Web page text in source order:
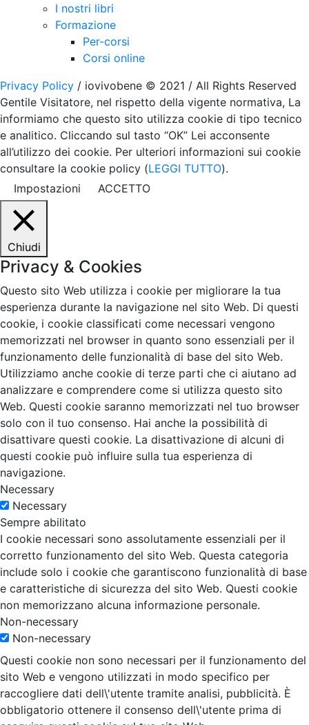
I nostri libri
Formazione
Per-corsi
Corsi online
Privacy Policy / iovivobene © 2021 / All Rights Reserved
Gentile Visitatore, nel rispetto della vigente normativa, La
informiamo che questo sito utilizza cookie di tipo tecnico
e analitico. Cliccando sul tasto “OK” Lei acconsente
all’utilizzo dei cookie. Per ulteriori informazioni sui cookie
consultare la cookie policy (LEGGI TUTTO).
Impostazioni
ACCETTO
Chiudi
Privacy & Cookies
Questo sito Web utilizza i cookie per migliorare la tua
esperienza durante la navigazione nel sito Web. Di questi
cookie, i cookie classificati come necessari vengono
memorizzati nel browser in quanto sono essenziali per il
funzionamento delle funzionalità di base del sito Web.
Utilizziamo anche cookie di terze parti che ci aiutano ad
analizzare e comprendere come si utilizza questo sito
Web. Questi cookie saranno memorizzati nel tuo browser
solo con il tuo consenso. Hai anche la possibilità di
disattivare questi cookie. La disattivazione di alcuni di
questi cookie può influire sulla tua esperienza di
navigazione.
Necessary
Necessary
Sempre abilitato
I cookie necessari sono assolutamente essenziali per il
corretto funzionamento del sito Web. Questa categoria
include solo i cookie che garantiscono funzionalità di base
e caratteristiche di sicurezza del sito Web. Questi cookie
non memorizzano alcuna informazione personale.
Non-necessary
Non-necessary
Questi cookie non sono necessari per il funzionamento del
sito Web e vengono utilizzati in modo specifico per
raccogliere dati dell\'utente tramite analisi, pubblicità. È
obbligatorio ottenere il consenso dell\'utente prima di